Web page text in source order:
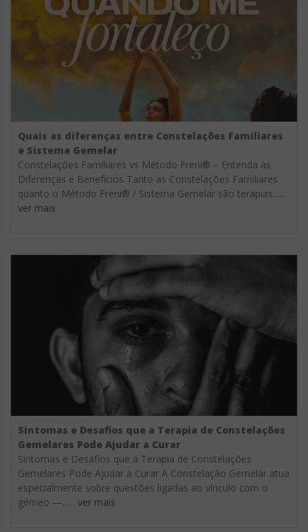
Quais as diferenças entre Constelações Familiares
e Sistema Gemelar
Constelações Familiares vs Método Freni® – Entenda as
Diferenças e Benefícios Tanto as Constelações Familiares
quanto o Método Freni® / Sistema Gemelar são terapias......
ver mais
Sintomas e Desafios que a Terapia de Constelações
Gemelares Pode Ajudar a Curar
Sintomas e Desafios que a Terapia de Constelações
Gemelares Pode Ajudar a Curar A Constelação Gemelar atua
especialmente sobre questões ligadas ao vínculo com o
gémeo —...... ver mais